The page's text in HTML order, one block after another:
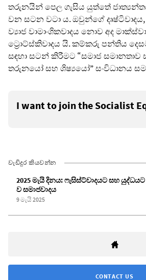
තරුනයින් පෙල ගැසිය යුත්තේ ජාත්‍යන්තර
වන සටන වටා ය. ඔවුන්ගේ
ව්‍යාජ වාමාංශිකවාදය නොව අද
ට්‍රොට්ස්කිවාදය යි. කම්කරු පන්තිය
සඳහා සටන් කිරීමට “සමාජ සමානතාව
තරුනයෝ සහ ශිෂ්‍යයෝ” සංවිධානය
I want to join the Socialist
වැඩිදුර කියවන්න
2025 මැයි දිනය: ෆැසිස්ට්වාදයට සහ
ව සමාජවාදය
9 මැයි 2025
CONTACT US